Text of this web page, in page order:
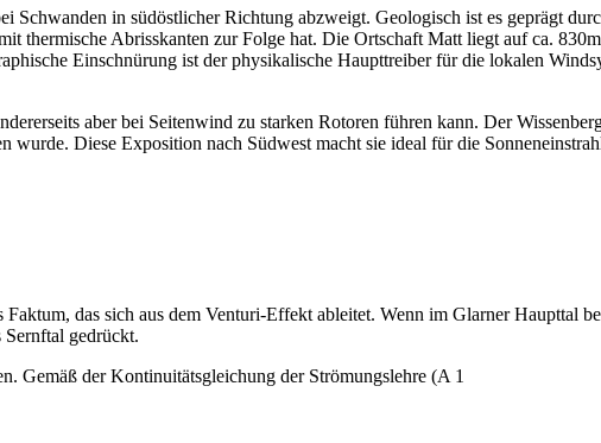
Schwanden in südöstlicher Richtung abzweigt. Geologisch ist es geprägt
thermische Abrisskanten zur Folge hat. Die Ortschaft Matt liegt auf ca.
Einschnürung ist der physikalische Haupttreiber für die lokalen
aber bei Seitenwind zu starken Rotoren führen kann. Der
Diese Exposition nach Südwest macht sie ideal für die
das sich aus dem Venturi-Effekt ableitet. Wenn im Glarner Haupttal
gedrückt.
Gemäß der Kontinuitätsgleichung der Strömungslehre (A 1